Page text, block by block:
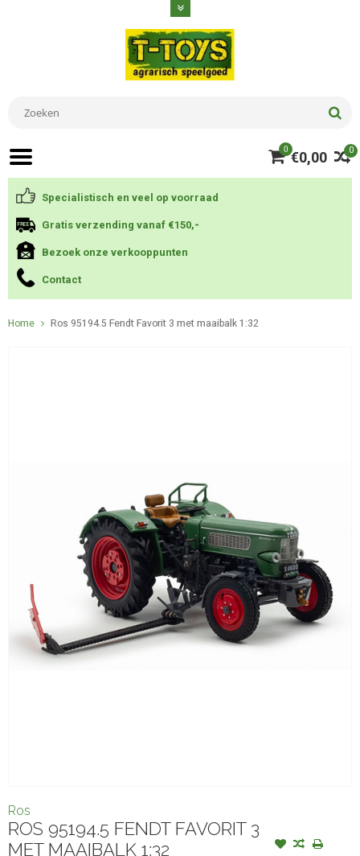
0
0 €0,00
Specialistisch en veel op voorraad
Gratis verzending vanaf €150,-
Bezoek onze verkooppunten
Contact
Home Ros 95194.5 Fendt Favorit 3 met maaibalk 1:32
Ros
ROS 95194.5 FENDT FAVORIT 3
MET MAAIBALK 1:32